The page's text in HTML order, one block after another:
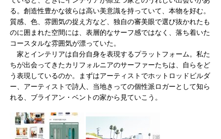
る。創造性豊かな彼らは高い美意識を持っていて、本物を好む。
質感、色、雰囲気の捉え方など、独自の審美眼で選び抜かれたも
のに囲まれた空間には、表層的なサーフ感ではなく、落ち着いた
コースタルな雰囲気が漂っていた。
家とインテリアは自分自身を表現するプラットフォーム。私た
ちが出会ってきたカリフォルニアのサーファーたちは、自らをど
う表現しているのか。まずはアーティストでホットロッドビルダ
ー、アーティストで詩人、当地きっての個性派ロガーとして知ら
れる、ブライアン・ベントの家から見ていこう。